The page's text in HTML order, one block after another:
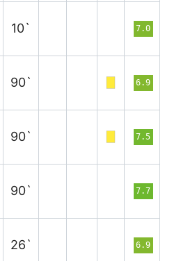
10` 7.0
90` 6.9
90` 7.5
90` 7.7
26` 6.9